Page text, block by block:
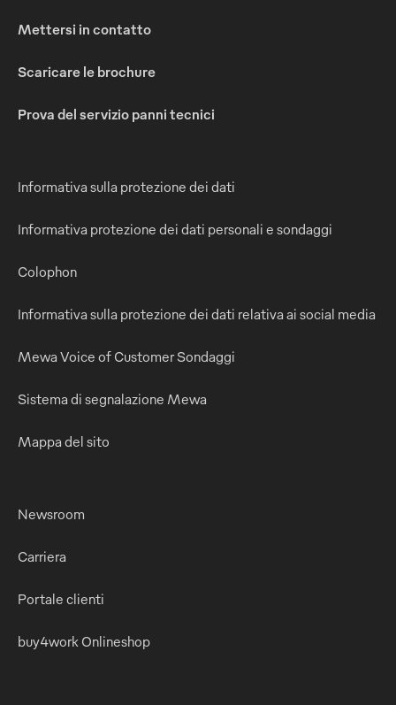
Mettersi in contatto
Scaricare le brochure
Prova del servizio panni tecnici
Informativa sulla protezione dei dati
Informativa protezione dei dati personali e sondaggi
Colophon
Informativa sulla protezione dei dati relativa ai social media
Mewa Voice of Customer Sondaggi
Sistema di segnalazione Mewa
Mappa del sito
Newsroom
Carriera
Portale clienti
buy4work Onlineshop